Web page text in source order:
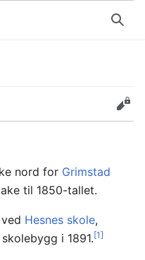
Søk
Rediger
nord for Grimstad
til 1850-tallet.
Hesnes skole,
i 1891.[1]